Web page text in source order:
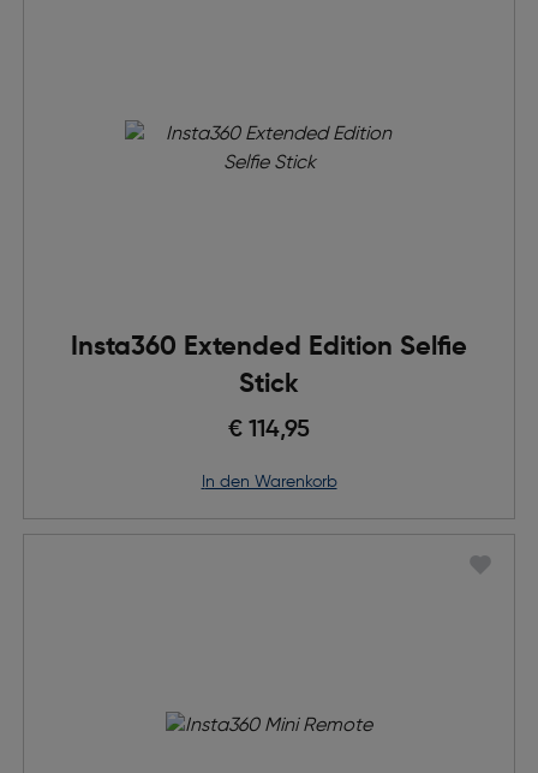
Insta360 Extended Edition Selfie
Stick
€ 114,95
in den Warenkorb